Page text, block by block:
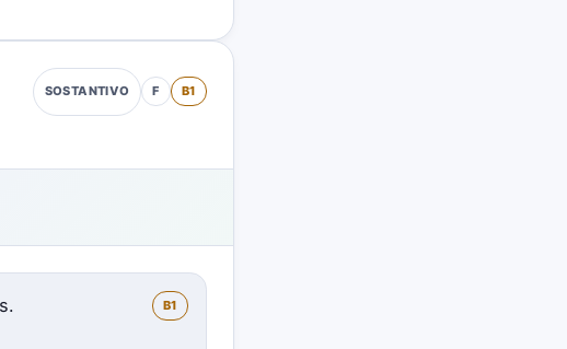
SOSTANTIVO F B1
B1